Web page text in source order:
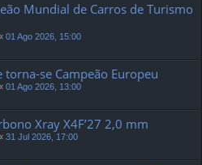
Mundial de Carros de Turismo
01 Ago 2026, 15:00
se Campeão Europeu
01 Ago 2026, 13:00
Xray X4F’27 2,0 mm
31 Jul 2026, 17:00